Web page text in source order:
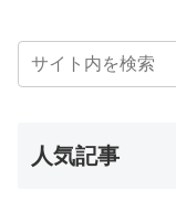
人気記事